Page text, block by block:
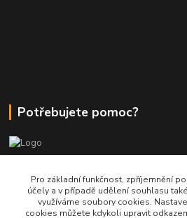
Potřebujete pomoc?
+420 380 830 198
wokas.online@yahoo.cz
Pro základní funkčnost, zpříjemnění
účely a v případě udělení souhlasu
využíváme soubory cookies.
cookies můžete kdykoli upravit